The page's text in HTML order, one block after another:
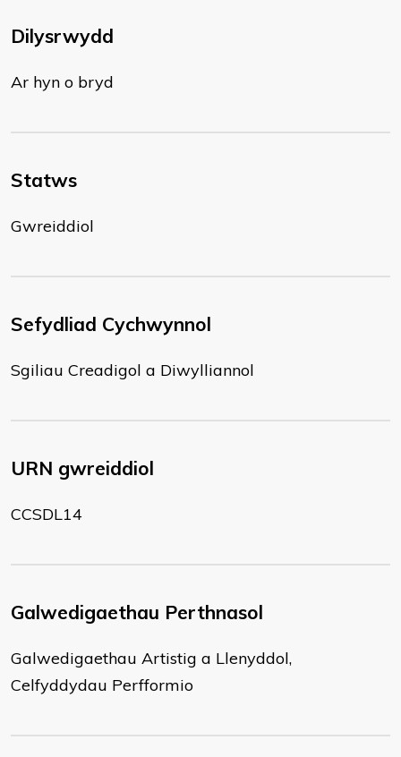
Dilysrwydd
Ar hyn o bryd
Statws
Gwreiddiol
Sefydliad Cychwynnol
Sgiliau Creadigol a Diwylliannol
URN gwreiddiol
CCSDL14
Galwedigaethau Perthnasol
Galwedigaethau Artistig a Llenyddol,
Celfyddydau Perfformio